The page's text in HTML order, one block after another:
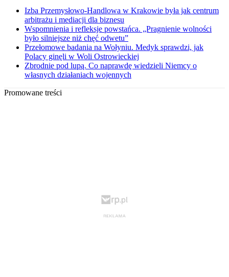
Izba Przemysłowo-Handlowa w Krakowie była jak centrum
arbitrażu i mediacji dla biznesu
Wspomnienia i refleksje powstańca. „Pragnienie wolności
było silniejsze niż chęć odwetu”
Przełomowe badania na Wołyniu. Medyk sprawdzi, jak
Polacy ginęli w Woli Ostrowieckiej
Zbrodnie pod lupą. Co naprawdę wiedzieli Niemcy o
własnych działaniach wojennych
Promowane treści